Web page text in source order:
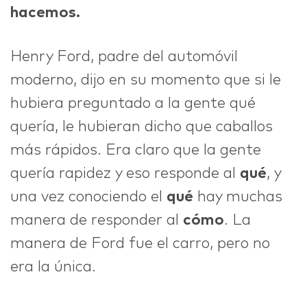
hacemos.
Henry Ford, padre del automóvil
moderno, dijo en su momento que si le
hubiera preguntado a la gente qué
quería, le hubieran dicho que caballos
más rápidos. Era claro que la gente
quería rapidez y eso responde al qué, y
una vez conociendo el qué hay muchas
manera de responder al cómo. La
manera de Ford fue el carro, pero no
era la única.